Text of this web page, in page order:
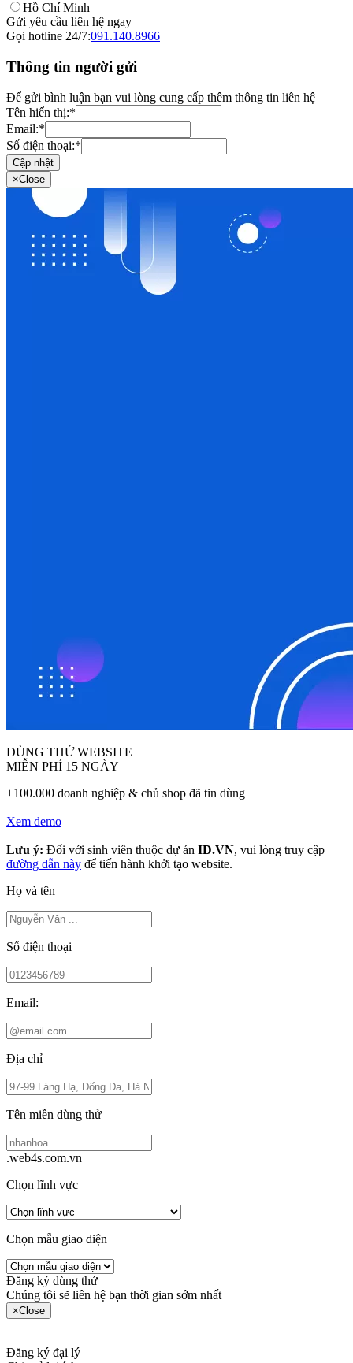
Hồ Chí Minh
Gửi yêu cầu liên hệ ngay
Gọi hotline 24/7:091.140.8966
Thông tin người gửi
Để gửi bình luận bạn vui lòng cung cấp thêm thông tin liên hệ
Tên hiển thị:*
Email:*
Số điện thoại:*
Cập nhật
×Close
DÙNG THỬ WEBSITE
MIỄN PHÍ 15 NGÀY
+100.000 doanh nghiệp & chủ shop đã tin dùng
Xem demo
Lưu ý: Đối với sinh viên thuộc dự án ID.VN, vui lòng truy cập
đường dẫn này để tiến hành khởi tạo website.
Họ và tên
Số điện thoại
Email:
Địa chỉ
Tên miền dùng thử
.web4s.com.vn
Chọn lĩnh vực
Chọn mẫu giao diện
Đăng ký dùng thử
Chúng tôi sẽ liên hệ bạn thời gian sớm nhất
×Close
Đăng ký đại lý